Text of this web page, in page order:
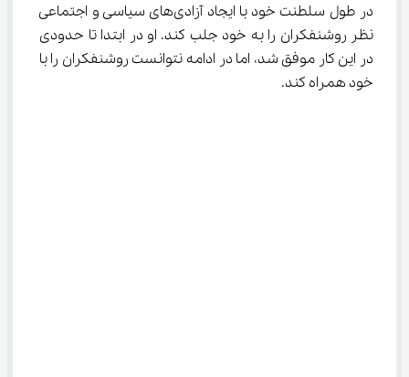
در طول سلطنت خود با ایجاد آزادی‌های سیاسی و اجتماعی
نظر روشنفکران را به خود جلب کند. او در ابتدا تا حدودی
در این کار موفق شد، اما در ادامه نتوانست روشنفکران را با
خود همراه کند.